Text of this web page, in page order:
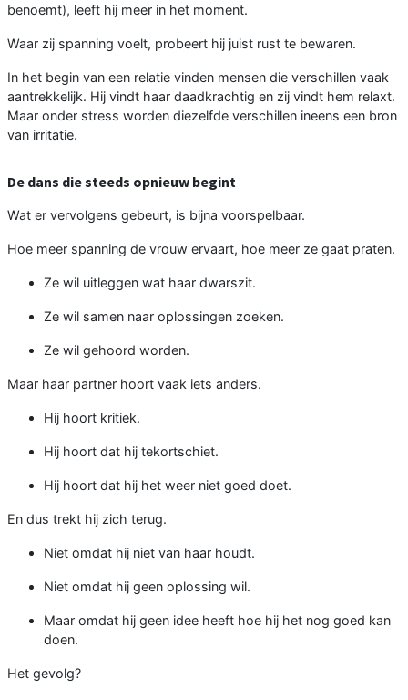
benoemt), leeft hij meer in het moment.
Waar zij spanning voelt, probeert hij juist rust te bewaren.
In het begin van een relatie vinden mensen die verschillen vaak
aantrekkelijk. Hij vindt haar daadkrachtig en zij vindt hem relaxt.
Maar onder stress worden diezelfde verschillen ineens een bron
van irritatie.
De dans die steeds opnieuw begint
Wat er vervolgens gebeurt, is bijna voorspelbaar.
Hoe meer spanning de vrouw ervaart, hoe meer ze gaat praten.
Ze wil uitleggen wat haar dwarszit.
Ze wil samen naar oplossingen zoeken.
Ze wil gehoord worden.
Maar haar partner hoort vaak iets anders.
Hij hoort kritiek.
Hij hoort dat hij tekortschiet.
Hij hoort dat hij het weer niet goed doet.
En dus trekt hij zich terug.
Niet omdat hij niet van haar houdt.
Niet omdat hij geen oplossing wil.
Maar omdat hij geen idee heeft hoe hij het nog goed kan
doen.
Het gevolg?